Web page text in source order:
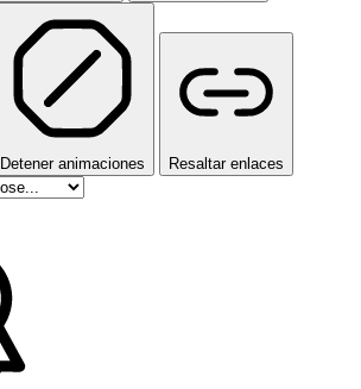
Detener animaciones Resaltar enlaces